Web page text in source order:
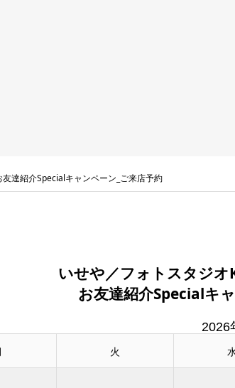
友達紹介Specialキャンペーン_ご来店予約
いせや／フォトスタジオ
お友達紹介Specialキ
2026
火